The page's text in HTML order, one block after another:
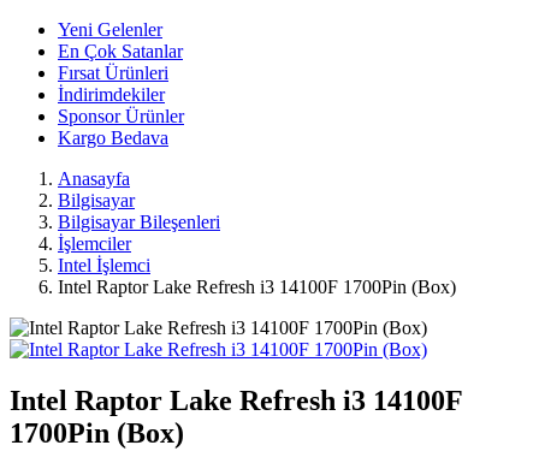
Yeni Gelenler
En Çok Satanlar
Fırsat Ürünleri
İndirimdekiler
Sponsor Ürünler
Kargo Bedava
Anasayfa
Bilgisayar
Bilgisayar Bileşenleri
İşlemciler
Intel İşlemci
Intel Raptor Lake Refresh i3 14100F 1700Pin (Box)
Intel Raptor Lake Refresh i3 14100F
1700Pin (Box)